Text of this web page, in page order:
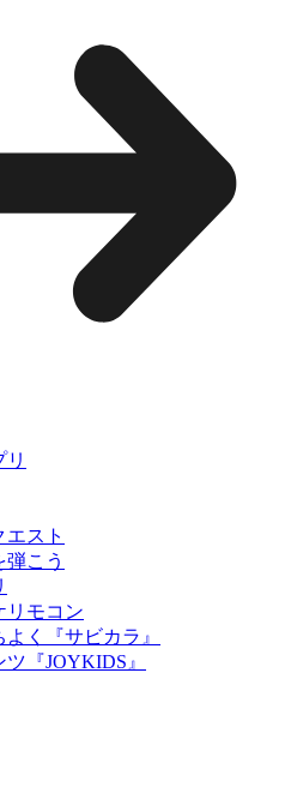
スト
弾こう
リモコン
く『サビカラ』
『JOYKIDS』